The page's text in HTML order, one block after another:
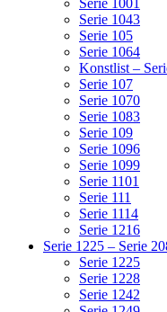
Serie 1001
Serie 1043
Serie 105
Serie 1064
Konstlist –
Serie 107
Serie 1070
Serie 1083
Serie 109
Serie 1096
Serie 1099
Serie 1101
Serie 111
Serie 1114
Serie 1216
Serie 1225 – Serie
Serie 1225
Serie 1228
Serie 1242